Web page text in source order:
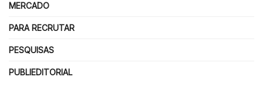
MERCADO
PARA RECRUTAR
PESQUISAS
PUBLIEDITORIAL